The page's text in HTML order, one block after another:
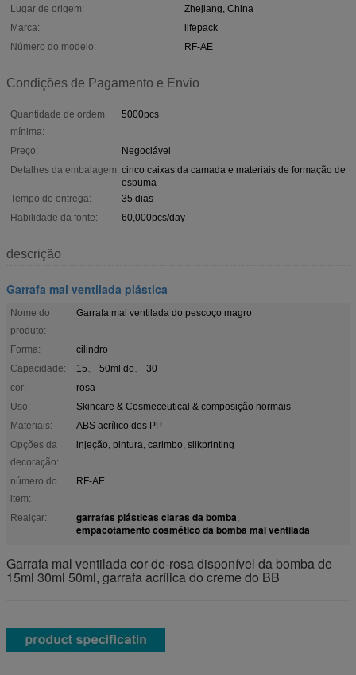
Lugar de origem:
Zhejiang, China
Marca:
lifepack
Número do modelo:
RF-AE
Condições de Pagamento e Envio
Quantidade de ordem
mínima:
5000pcs
Preço:
Negociável
Detalhes da embalagem: cinco caixas da camada e materiais de formação de
espuma
Tempo de entrega:
35 dias
Habilidade da fonte:
60,000pcs/day
descrição
Garrafa mal ventilada plástica
Nome do
produto:
Garrafa mal ventilada do pescoço magro
Forma:
cilindro
Capacidade:
15、 50ml do、 30
cor:
rosa
Uso:
Skincare & Cosmeceutical & composição normais
Materiais:
ABS acrílico dos PP
Opções da
decoração:
injeção, pintura, carimbo, silkprinting
número do
item:
RF-AE
Realçar: garrafas plásticas claras da bomba,
empacotamento cosmético da bomba mal ventilada
Garrafa mal ventilada cor-de-rosa disponível da bomba de
15ml 30ml 50ml, garrafa acrílica do creme do BB